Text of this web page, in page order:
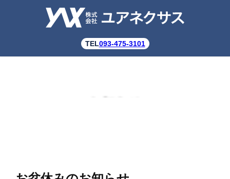
TEL093-475-3101